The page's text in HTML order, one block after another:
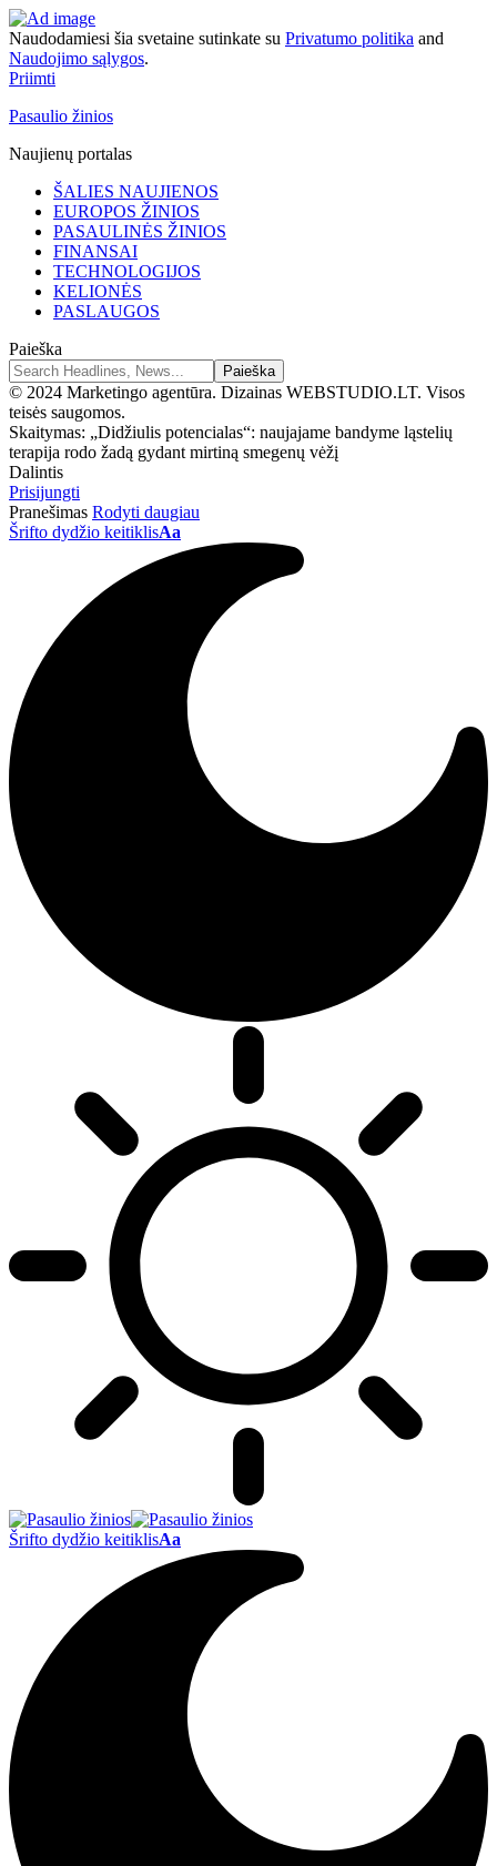
Naudodamiesi šia svetaine sutinkate su Privatumo politika and
Naudojimo sąlygos.
Priimti
Pasaulio žinios
Naujienų portalas
ŠALIES NAUJIENOS
EUROPOS ŽINIOS
PASAULINĖS ŽINIOS
FINANSAI
TECHNOLOGIJOS
KELIONĖS
PASLAUGOS
Paieška
© 2024 Marketingo agentūra. Dizainas WEBSTUDIO.LT. Visos
teisės saugomos.
Skaitymas: „Didžiulis potencialas“: naujajame bandyme ląstelių
terapija rodo žadą gydant mirtiną smegenų vėžį
Dalintis
Prisijungti
Pranešimas Rodyti daugiau
Šrifto dydžio keitiklisAa
Šrifto dydžio keitiklisAa